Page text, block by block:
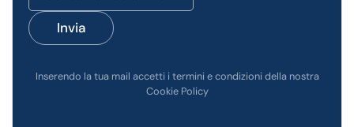
Invia
Inserendo la tua mail accetti i termini e condizioni della nostra
Cookie Policy